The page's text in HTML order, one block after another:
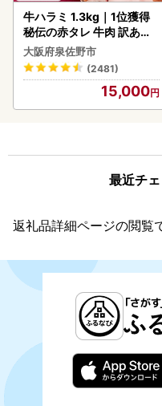
牛ハラミ 1.3kg｜1位獲得
秘伝の赤タレ 牛肉 訳あり
焼肉 BBQ
大阪府泉佐野市
(2481)
15,000
最近チ
返礼品詳細ページの閲覧